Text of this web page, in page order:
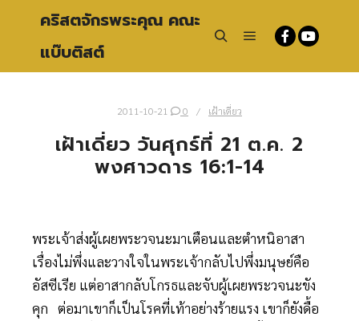
คริสตจักรพระคุณ คณะ
แบ๊บติสต์
2011-10-21 0 เฝ้าเดี่ยว
เฝ้าเดี่ยว วันศุกร์ที่ 21 ต.ค. 2
พงศาวดาร 16:1-14
พระเจ้าส่งผู้เผยพระวจนะมาเตือนและตำหนิอาสา
เรื่องไม่พึ่งและวางใจในพระเจ้ากลับไปพึ่งมนุษย์คือ
อัสซีเรีย แต่อาสากลับโกรธและจับผู้เผยพระวจนะขัง
คุก ต่อมาเขาก็เป็นโรคที่เท้าอย่างร้ายแรง เขาก็ยังดื้อ